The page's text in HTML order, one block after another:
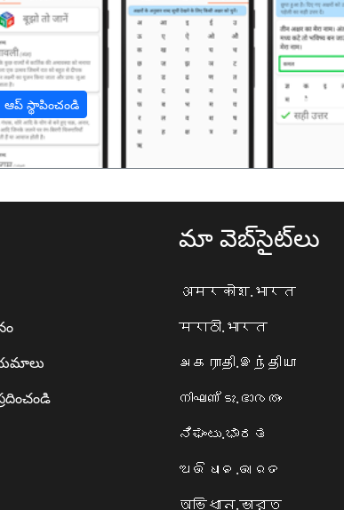
ఆప్ స్థాపించండి
మా వెబ్‌సైట్‌లు
अमरकोश.भारत
मराठी.भारत
அகராதி.இந்தியா
നിഘണ്ടു.ഭാരതം
ನಿಘಂಟು.ಭಾರತ
ଅଭିଧାନ.ଭାରତ
অভিধান.ভারত